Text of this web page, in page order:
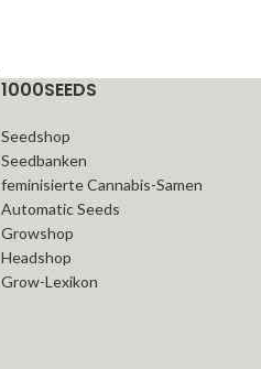
1000SEEDS
Seedshop
Seedbanken
feminisierte Cannabis-Samen
Automatic Seeds
Growshop
Headshop
Grow-Lexikon